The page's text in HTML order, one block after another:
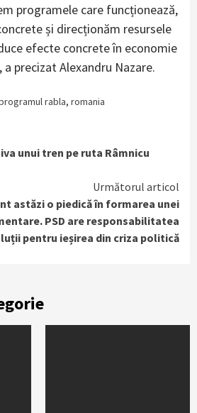
programele care funcționează,
și direcționăm resursele
efecte concrete în economie
precizat Alexandru Nazare.
rabla, romania
unui tren pe ruta Râmnicu
Următorul articol
astăzi o piedică în formarea unei
PSD are responsabilitatea
pentru ieșirea din criza politică